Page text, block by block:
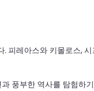
피레아스와 키몰로스,
풍부한 역사를 탐험하